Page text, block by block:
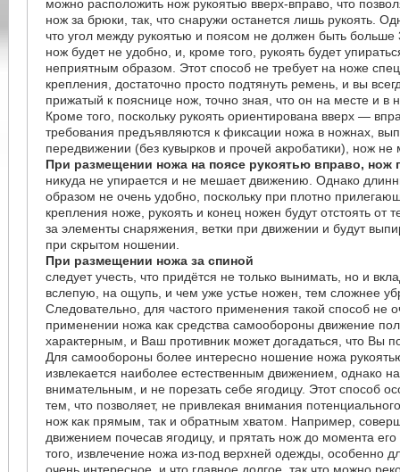
можно расположить нож рукоятью вверх-вправо, что
нож за брюки, так, что снаружи останется лишь рукоять.
что угол между рукоятью и поясом не должен быть больше
нож будет не удобно, и, кроме того, рукоять будет
неприятным образом. Этот способ не требует на ноже
крепления, достаточно просто подтянуть ремень, и вы
прижатый к пояснице нож, точно зная, что он на месте и в
Кроме того, поскольку рукоять ориентирована вверх —
требования предъявляются к фиксации ножа в ножнах,
передвижении (без кувырков и прочей акробатики), нож не
При размещении ножа на поясе рукоятью вправо, нож
никуда не упирается и не мешает движению. Однако
образом не очень удобно, поскольку при плотно
крепления ноже, рукоять и конец ножен будут отстоять от
за элементы снаряжения, ветки при движении и будут
при скрытом ношении.
При размещении ножа за спиной
следует учесть, что придётся не только вынимать, но и
вслепую, на ощупь, и чем уже устье ножен, тем сложнее
Следовательно, для частого применения такой способ не
применении ножа как средства самообороны движение
характерным, и Ваш противник может догадаться, что Вы
Для самообороны более интересно ношение ножа
извлекается наиболее естественным движением, однако
внимательным, и не порезать себе ягодицу. Этот способ
тем, что позволяет, не привлекая внимания
нож как прямым, так и обратным хватом. Например,
движением почесав ягодицу, и прятать нож до момента
того, извлечение ножа из-под верхней одежды, особенно